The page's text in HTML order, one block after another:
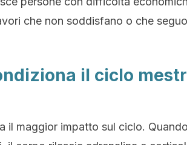
che non soddisfano o che
il ciclo
il maggior impatto sul ciclo.